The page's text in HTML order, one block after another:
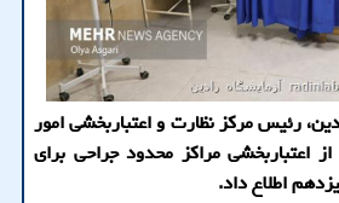
رئیس مرکز نظارت و اعتباربخشی امور
اعتباربخشی مراکز محدود جراحی برای
اطلاع داد.